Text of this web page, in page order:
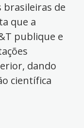
brasileiras de
que a
publique e
dando
científica